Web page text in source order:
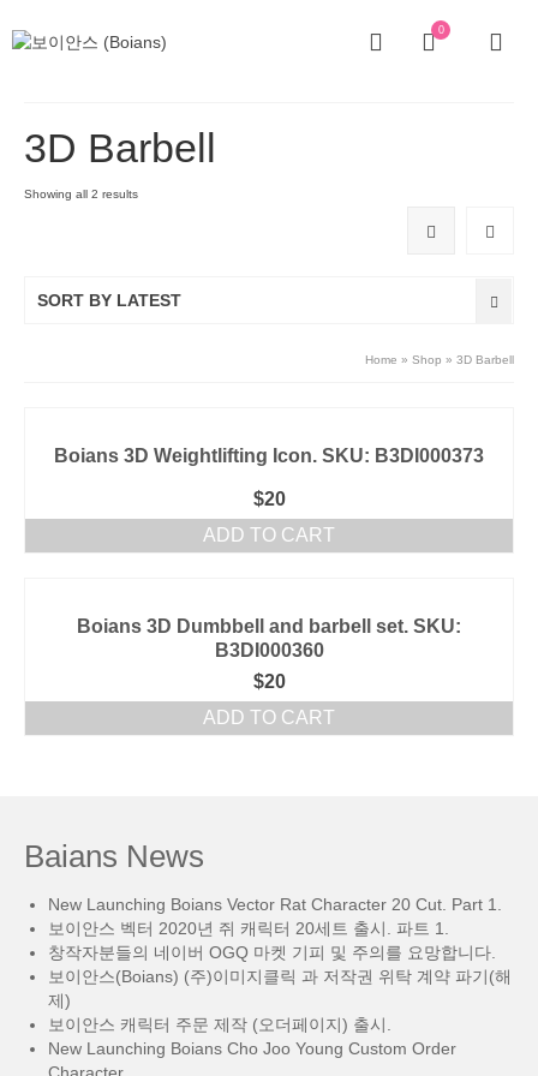
0
3D Barbell
Showing all 2 results
SORT BY LATEST
Home » Shop » 3D Barbell
Boians 3D Weightlifting Icon. SKU: B3DI000373
$20
ADD TO CART
Boians 3D Dumbbell and barbell set. SKU:
B3DI000360
$20
ADD TO CART
Baians News
New Launching Boians Vector Rat Character 20 Cut. Part 1.
보이안스 벡터 2020년 쥐 캐릭터 20세트 출시. 파트 1.
창작자분들의 네이버 OGQ 마켓 기피 및 주의를 요망합니다.
보이안스(Boians) (주)이미지클릭 과 저작권 위탁 계약 파기(해
제)
보이안스 캐릭터 주문 제작 (오더페이지) 출시.
New Launching Boians Cho Joo Young Custom Order